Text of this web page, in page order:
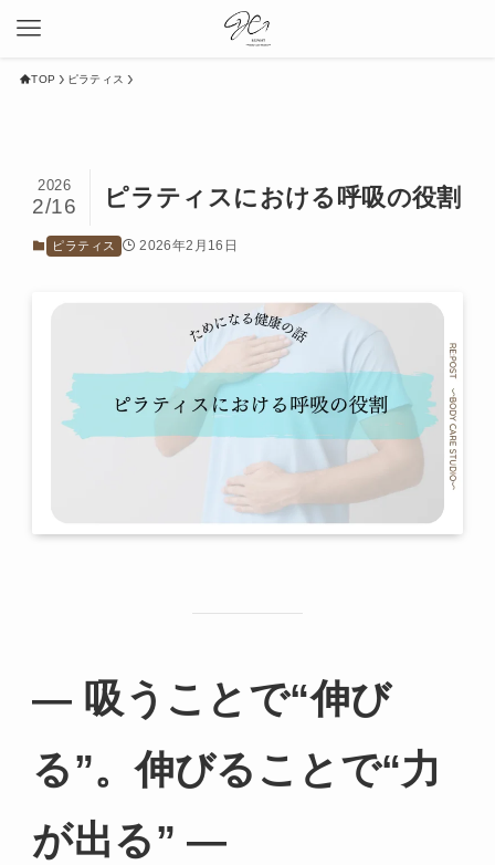
TOP ピラティス
ピラティスにおける呼吸の役割
2026
2/16
ピラティス 2026年2月16日
― 吸うことで“伸び
る”。伸びることで“力
が出る” ―